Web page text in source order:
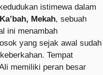
istimewa dalam
Ka’bah, Mekah, sebuah
ini menambah
yang sejak awal sudah
Tempat
memiliki peran besar